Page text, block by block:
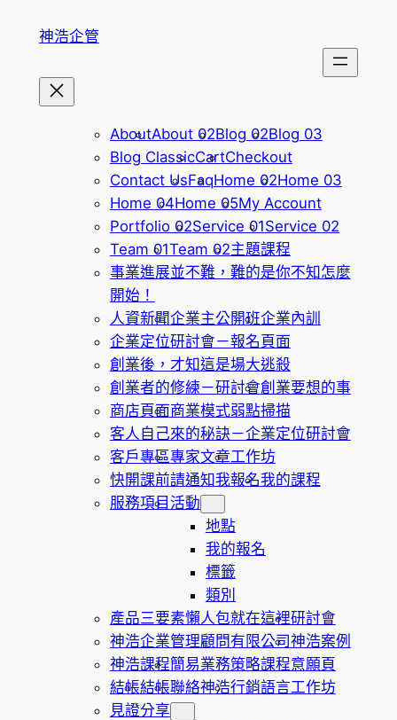
神浩企管
AboutAbout 02Blog 02Blog 03
Blog ClassicCartCheckout
Contact UsFaqHome 02Home 03
Home 04Home 05My Account
Portfolio 02Service 01Service 02
Team 01Team 02主題課程
事業進展並不難，難的是你不知怎麼
開始！
人資新聞企業主公開班企業內訓
企業定位研討會－報名頁面
創業後，才知這是場大逃殺
創業者的修練－研討會創業要想的事
商店頁面商業模式弱點掃描
客人自己來的秘訣－企業定位研討會
客戶專區專家文章工作坊
快開課前請通知我報名我的課程
服務項目 活動
地點
我的報名
標籤
類別
產品三要素懶人包就在這裡研討會
神浩企業管理顧問有限公司神浩案例
神浩課程簡易業務策略課程意願頁
結帳結帳聯絡神浩行銷語言工作坊
見證分享